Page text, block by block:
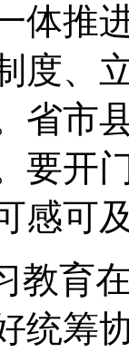
体推
度、
省市
要开
感可
教育
统筹